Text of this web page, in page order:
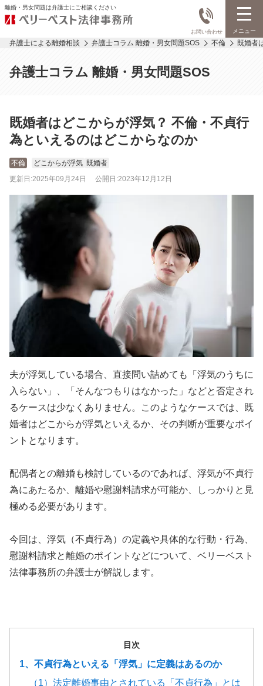
離婚・男女問題は弁護士にご相談ください
お問い合わせ メニュー
弁護士による離婚相談 弁護士コラム 離婚・男女問題SOS 不倫 既婚者
弁護士コラム 離婚・男女問題SOS
既婚者はどこからが浮気？ 不倫・不貞行
為といえるのはどこからなのか
不倫 どこからが浮気 既婚者
更新日:2025年09月24日 公開日:2023年12月12日
夫が浮気している場合、直接問い詰めても「浮気のうちに
入らない」、「そんなつもりはなかった」などと否定され
るケースは少なくありません。このようなケースでは、既
婚者はどこからが浮気といえるか、その判断が重要なポイ
ントとなります。
配偶者との離婚も検討しているのであれば、浮気が不貞行
為にあたるか、離婚や慰謝料請求が可能か、しっかりと見
極める必要があります。
今回は、浮気（不貞行為）の定義や具体的な行動・行為、
慰謝料請求と離婚のポイントなどについて、ベリーベスト
法律事務所の弁護士が解説します。
目次
1、不貞行為といえる「浮気」に定義はあるのか
（1）法定離婚事由とされている「不貞行為」とは